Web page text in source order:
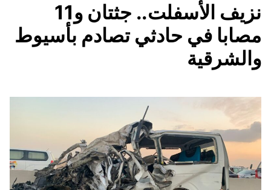
نزيف الأسفلت.. جثتان و11
مصابا في حادثي تصادم بأسيوط
والشرقية